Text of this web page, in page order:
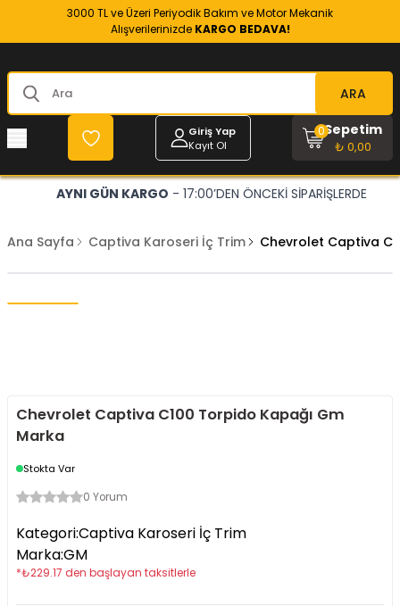
3000 TL ve Üzeri Periyodik Bakım ve Motor Mekanik
Alışverilerinizde KARGO BEDAVA!
ARA
Giriş Yap
Kayıt Ol
Sepetim
₺ 0,00
0
AYNI GÜN KARGO - 17:00’DEN ÖNCEKİ SİPARİŞLERDE
Ana Sayfa Captiva Karoseri İç Trim Chevrolet Captiva
Chevrolet Captiva C100 Torpido Kapağı Gm
Marka
Stokta Var
0 Yorum
Kategori:Captiva Karoseri İç Trim
Marka:GM
*₺229.17 den başlayan taksitlerle